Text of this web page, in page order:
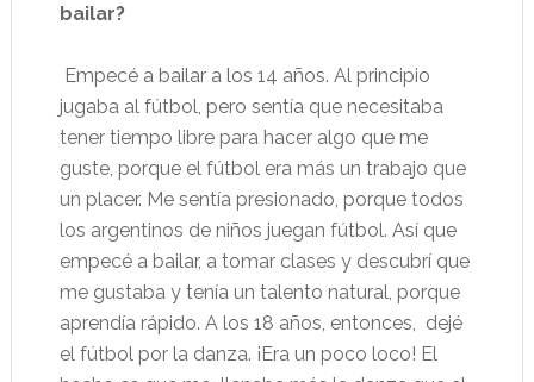
bailar?
Empecé a bailar a los 14 años. Al principio
jugaba al fútbol, pero sentía que necesitaba
tener tiempo libre para hacer algo que me
guste, porque el fútbol era más un trabajo que
un placer. Me sentía presionado, porque todos
los argentinos de niños juegan fútbol. Así que
empecé a bailar, a tomar clases y descubrí que
me gustaba y tenía un talento natural, porque
aprendía rápido. A los 18 años, entonces, dejé
el fútbol por la danza. ¡Era un poco loco! El